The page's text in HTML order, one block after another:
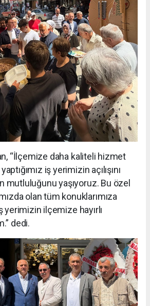
“İlçemize daha kaliteli hizmet
iş yerimizin açılışını
mutluluğunu yaşıyoruz. Bu özel
olan tüm konuklarımıza
yerimizin ilçemize hayırlı
dedi.